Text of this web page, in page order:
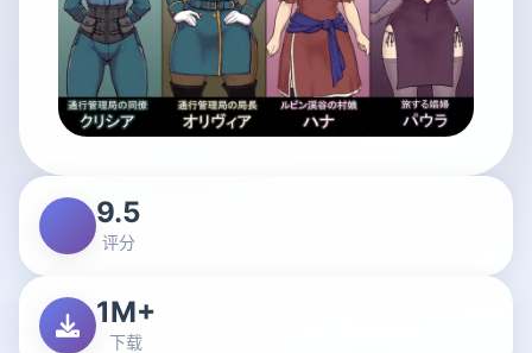
9.5
评分
1M+
下载